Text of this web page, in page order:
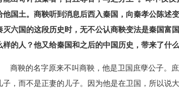
他国土。商鞅听到消息后西入秦国，向秦孝公陈述
灭六国的这段历史时，无不公认商鞅变法是秦国富
样的人？他又给秦国和之后的中国历史，带来了什
商鞅的名字原来不叫商鞅，他是卫国庶孽公子。
子，而不是正妻的儿子。因为他是在卫国，所以说